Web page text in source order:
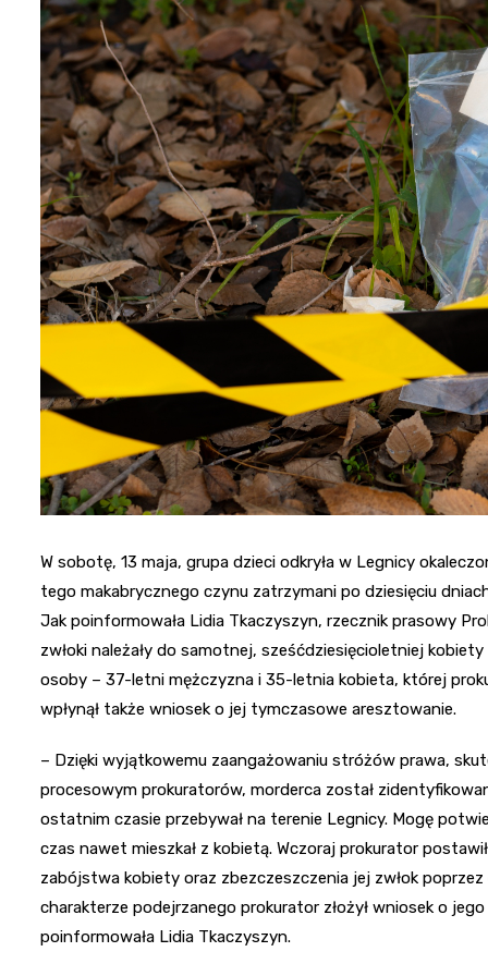
W sobotę, 13 maja, grupa dzieci odkryła w Legnicy
tego makabrycznego czynu zatrzymani po dziesięciu
Jak poinformowała Lidia Tkaczyszyn, rzecznik prasowy
zwłoki należały do samotnej, sześćdziesięcioletniej
osoby – 37-letni mężczyzna i 35-letnia kobieta, której
wpłynął także wniosek o jej tymczasowe aresztowanie.
– Dzięki wyjątkowemu zaangażowaniu stróżów prawa,
procesowym prokuratorów, morderca został
ostatnim czasie przebywał na terenie Legnicy. Mogę
czas nawet mieszkał z kobietą. Wczoraj prokurator
zabójstwa kobiety oraz zbezczeszczenia jej zwłok poprzez
charakterze podejrzanego prokurator złożył wniosek o
poinformowała Lidia Tkaczyszyn.